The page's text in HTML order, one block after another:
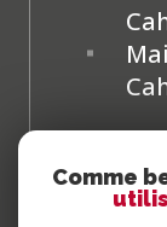
Comme